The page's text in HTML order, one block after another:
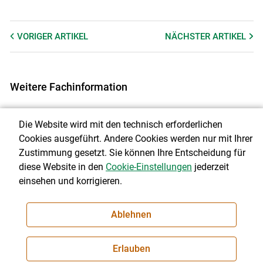
VORIGER ARTIKEL NÄCHSTERARTIKEL
Weitere Fachinformation
Blühender Friedhof in Bad Wimsbach
Biodiversitätsflächen am Acker - wertvolle Lebensräume
respektvoll schützen
Wieso wochst’n des Zaussat do?
Die Website wird mit den technisch erforderlichen
Cookies ausgeführt. Andere Cookies werden nur mit Ihrer
Zustimmung gesetzt. Sie können Ihre Entscheidung für
diese Website in den Cookie-Einstellungen jederzeit
einsehen und korrigieren.
Ablehnen
Erlauben